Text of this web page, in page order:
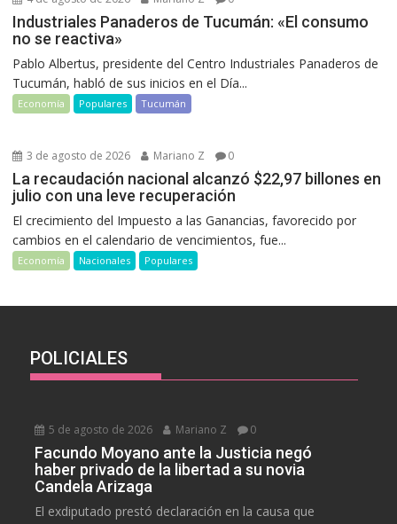
Industriales Panaderos de Tucumán: «El consumo
no se reactiva»
Pablo Albertus, presidente del Centro Industriales Panaderos de
Tucumán, habló de sus inicios en el Día...
Economía Populares Tucumán
3 de agosto de 2026 Mariano Z 0
La recaudación nacional alcanzó $22,97 billones en
julio con una leve recuperación
El crecimiento del Impuesto a las Ganancias, favorecido por
cambios en el calendario de vencimientos, fue...
Economía Nacionales Populares
POLICIALES
5 de agosto de 2026 Mariano Z 0
Facundo Moyano ante la Justicia negó
haber privado de la libertad a su novia
Candela Arizaga
El exdiputado prestó declaración en la causa que